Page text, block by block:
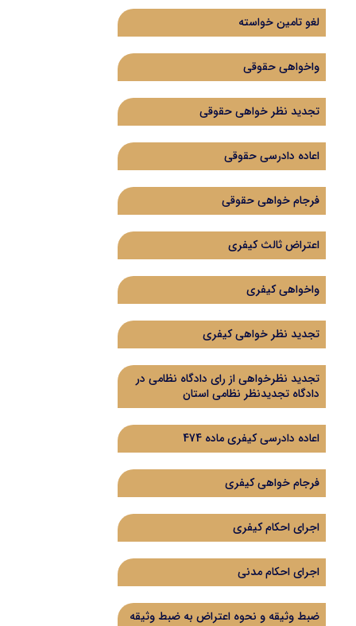
لغو تامین خواسته
واخواهی حقوقی
تجدید نظر خواهی حقوقی
اعاده دادرسی حقوقی
فرجام خواهی حقوقی
اعتراض ثالث کیفری
واخواهی کیفری
تجدید نظر خواهی کیفری
تجدید نظرخواهی از رای دادگاه‌ نظامی در
دادگاه تجدیدنظر نظامی استان
اعاده دادرسی کیفری ماده 474
فرجام خواهی کیفری
اجرای احکام کیفری
اجرای احکام مدنی
ضبط وثیقه و نحوه اعتراض به ضبط وثیقه